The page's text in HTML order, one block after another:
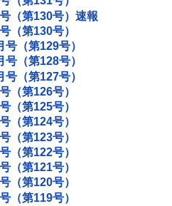
（第130号）速報
（第130号）
（第129号）
（第128号）
（第127号）
（第126号）
（第125号）
（第124号）
（第123号）
（第122号）
（第121号）
（第120号）
（第119号）